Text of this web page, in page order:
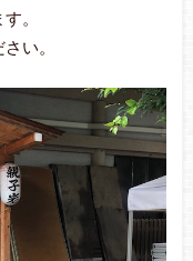
。
い。